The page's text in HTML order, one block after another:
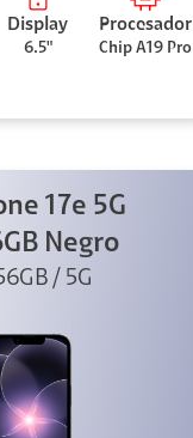
Display
6.5"
Procesador
Chip A19 Pro
17e 5G
Negro
/ 5G